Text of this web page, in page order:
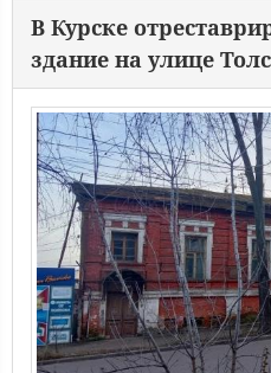
В Курске
здание на улице